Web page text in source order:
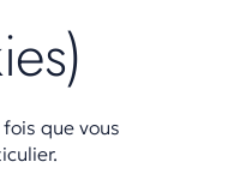
que vous